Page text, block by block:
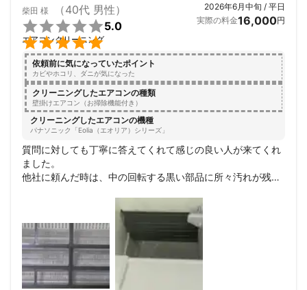
柴田 様 （40代 男性）


5.0
エアコンクリーニング
2026年6月中旬 / 平日
実際の料金16,000円
依頼前に気になっていたポイント
カビやホコリ、ダニが気になった
クリーニングしたエアコンの種類
壁掛けエアコン（お掃除機能付き）
クリーニングしたエアコンの機種
パナソニック「Eolia（エオリア）シリーズ」
質問に対しても丁寧に答えてくれて感じの良い人が来てくれ
ました。
他社に頼んだ時は、中の回転する黒い部品に所々汚れが残っ